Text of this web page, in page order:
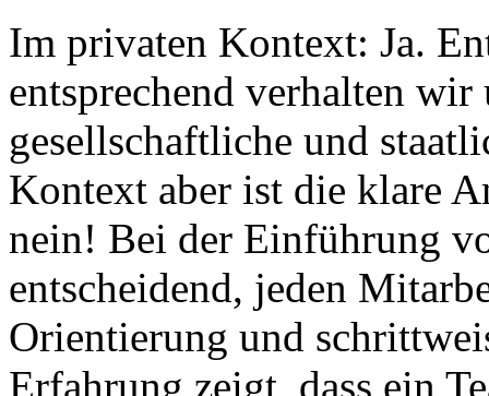
Im privaten Kontext: Ja.
entsprechend verhalten
gesellschaftliche und
Kontext aber ist die klare
nein! Bei der Einführung
entscheidend, jeden
Orientierung und
Erfahrung zeigt, dass ein